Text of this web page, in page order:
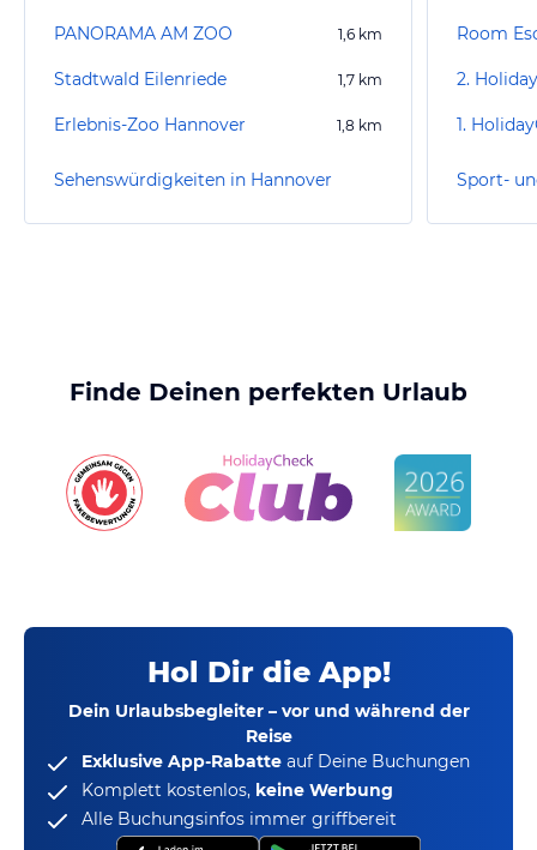
PANORAMA AM ZOO 1,6 km
Stadtwald Eilenriede 1,7 km
Erlebnis-Zoo Hannover 1,8 km
Sehenswürdigkeiten in Hannover
Room
Finde Deinen perfekten Urlaub
Hol Dir die App!
Dein Urlaubsbegleiter – vor und während der
Reise
Exklusive App-Rabatte auf Deine Buchungen
Komplett kostenlos, keine Werbung
Alle Buchungsinfos immer griffbereit